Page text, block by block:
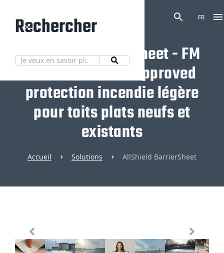
FR
Rechercher
AllShield BarrierSheet - FM
4470 & FM 4478 Approved
protection incendie légère
pour toits plats neufs et
existants
Accueil Solutions AllShield BarrierSheet